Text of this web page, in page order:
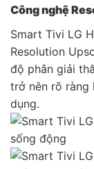
Công nghệ
Smart Tivi LG
Resolution
độ phân giải
trở nên rõ ràng
dụng.